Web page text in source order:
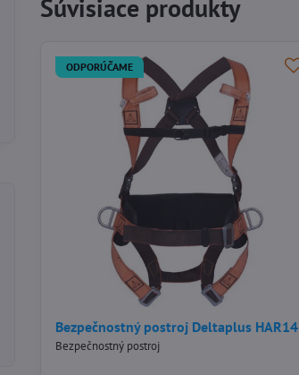
Súvisiace produkty
ODPORÚČAME
Bezpečnostný postroj Deltaplus HAR14
Bezpečnostný postroj